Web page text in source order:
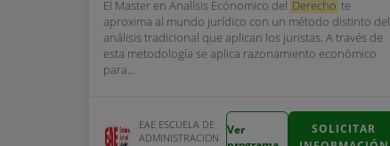
El Master en Analísis Ecónomico del Derecho te
aproxima al mundo jurídico con un método distinto del
análisis tradicional que aplican los juristas. A través de
esta metodología se aplica razonamiento económico
para...
EAE ESCUELA DE
ADMINISTRACION
Ver
SOLICITAR